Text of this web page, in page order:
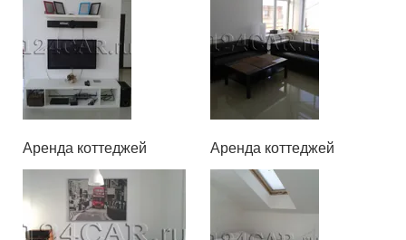
Аренда коттеджей Аренда коттеджей